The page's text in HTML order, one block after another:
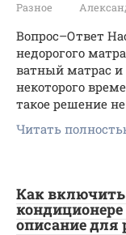
Разное
Вопрос–Ответ
недорогого
ватный матрас и
некоторого
такое решение
Читать
Как
кондиционере
описание для